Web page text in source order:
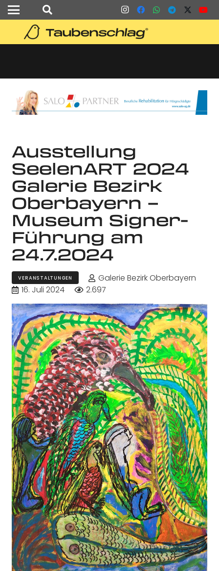
Ausstellung
SeelenART 2024
Galerie Bezirk
Oberbayern –
Museum Signer-
Führung am
24.7.2024
VERANSTALTUNGEN
Galerie Bezirk Oberbayern
16. Juli 2024
2.697